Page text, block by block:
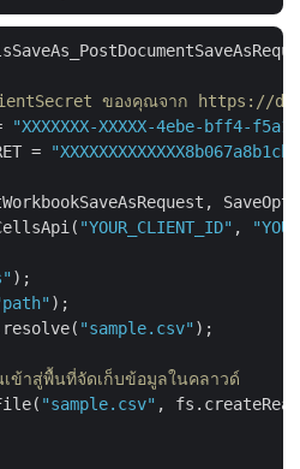
ของคุณจาก https://
"XXXXXXX-XXXXX-4ebe-bff4-
=
"YOUR_CLIENT_ID" ,
"sample.csv" );
าสู่พื้นที่จัดเก็บข้อมูลในคลาวด์
"sample.csv" ,